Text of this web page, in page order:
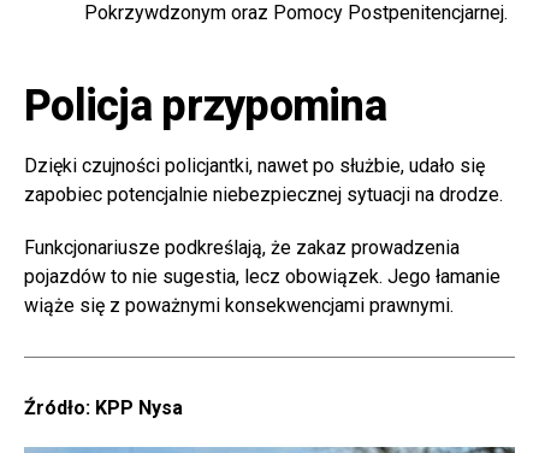
Pokrzywdzonym oraz Pomocy Postpenitencjarnej.
Policja przypomina
Dzięki czujności policjantki, nawet po służbie, udało się
zapobiec potencjalnie niebezpiecznej sytuacji na drodze.
Funkcjonariusze podkreślają, że zakaz prowadzenia
pojazdów to nie sugestia, lecz obowiązek. Jego łamanie
wiąże się z poważnymi konsekwencjami prawnymi.
Źródło: KPP Nysa